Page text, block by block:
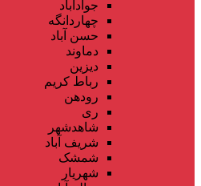
جوادآباد
چهاردانگه
حسن آباد
دماوند
دیزین
رباط کریم
رودهن
ری
شاهدشهر
شریف آباد
شمشک
شهریار